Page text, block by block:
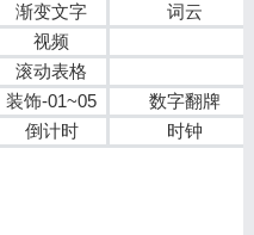
渐变文字
词云
视频
滚动表格
装饰-01~05
数字翻牌
倒计时 时钟